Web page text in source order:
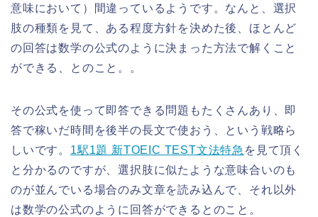
意味において）間違っているようです。なんと、選択
肢の種類を見て、ある程度方針を決めた後、ほとんど
の回答は数学の公式のように決まった方法で解くこと
ができる、とのこと。。
その公式を使って即答できる問題もたくさんあり、即
答で稼いだ時間を後半の長文で使おう、という戦略ら
しいです。 1駅1題 新TOEIC TEST文法特急 を見て頂く
と分かるのですが、選択肢に似たような意味合いのも
のが並んでいる場合のみ文章を読み込んで、それ以外
は数学の公式のように回答ができるとのこと。